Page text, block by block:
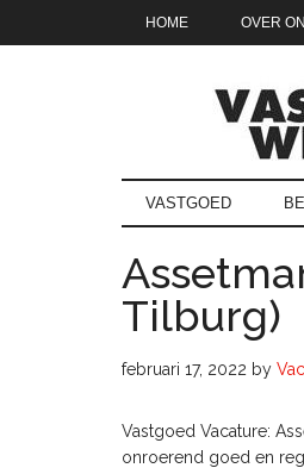
HOME OVER
VASTGOED
Tilburg)
februari 17, 2022 by
Vastgoed Vacature:
onroerend goed en